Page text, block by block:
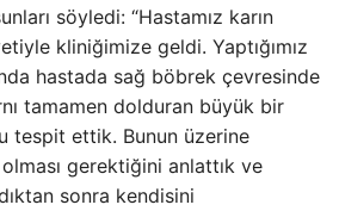
söyledi: “Hastamız karın
kliniğimize geldi. Yaptığımız
hastada sağ böbrek çevresinde
tamamen dolduran büyük bir
tespit ettik. Bunun üzerine
gerektiğini anlattık ve
sonra kendisini